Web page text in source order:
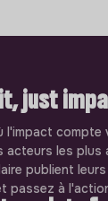
just
l'impact
acteurs les plus
publient
passez à